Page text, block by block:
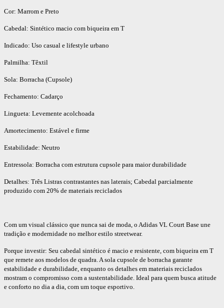
Cor: Marrom e Preto
Cabedal: Sintético macio com biqueira em T
Indicado: Uso casual e lifestyle urbano
Palmilha: Têxtil
Sola: Borracha (Cupsole)
Fechamento: Cadarço
Lingueta: Levemente acolchoada
Amortecimento: Estável e firme
Estabilidade: Neutro
Entressola: Borracha com estrutura cupsole para maior durabilidade
Detalhes: Três Listras contrastantes nas laterais; Cabedal parcialmente
produzido com 20% de materiais reciclados
Com um visual clássico que nunca sai de moda, o Adidas VL Court Base une
tradição e modernidade no melhor estilo streetwear.
Porque investir: Seu cabedal sintético é macio e resistente, com biqueira em T
que remete aos modelos de quadra. A sola cupsole de borracha garante
estabilidade e durabilidade, enquanto os detalhes em materiais reciclados
mostram o compromisso com a sustentabilidade. Ideal para quem busca atitude
e conforto no dia a dia, com um toque esportivo.